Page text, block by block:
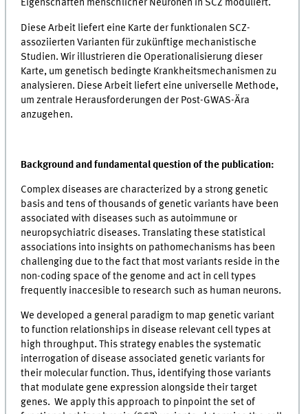
Eigenschaften menschlicher Neuronen in SCZ moduliert.
Diese Arbeit liefert eine Karte der funktionalen SCZ-
assoziierten Varianten für zukünftige mechanistische
Studien. Wir illustrieren die Operationalisierung dieser
Karte, um genetisch bedingte Krankheitsmechanismen zu
analysieren. Diese Arbeit liefert eine universelle Methode,
um zentrale Herausforderungen der Post-GWAS-Ära
anzugehen.
Background and fundamental question of the publication:
Complex diseases are characterized by a strong genetic
basis and tens of thousands of genetic variants have been
associated with diseases such as autoimmune or
neuropsychiatric diseases. Translating these statistical
associations into insights on pathomechanisms has been
challenging due to the fact that most variants reside in the
non-coding space of the genome and act in cell types
frequently inaccesible to research such as human neurons.
We developed a general paradigm to map genetic variant
to function relationships in disease relevant cell types at
high throughput. This strategy enables the systematic
interrogation of disease associated genetic variants for
their molecular function. Thus, identifying those variants
that modulate gene expression alongside their target
genes. We apply this approach to pinpoint the set of